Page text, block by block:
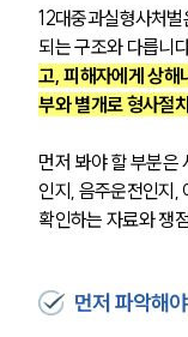
12대중과실형사처
되는 구조와 다릅니
고, 피해자에게 상해
부와 별개로 형사절
먼저 봐야 할 부분은
인지, 음주운전인지,
확인하는 자료와 쟁
먼저 파악해